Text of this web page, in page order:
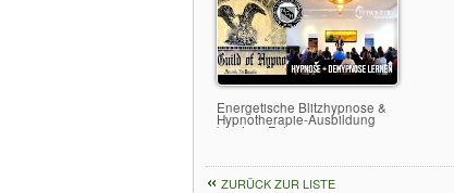
Energetische Blitzhypnose &
Hypnotherapie-Ausbildung
bei Jörg Fuhrmann
ZURÜCK ZUR LISTE